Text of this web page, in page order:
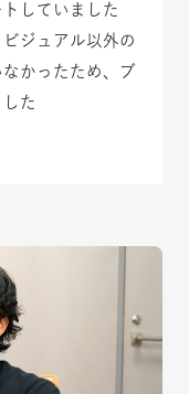
していました
ジュアル以外の
かったため、ブ
た